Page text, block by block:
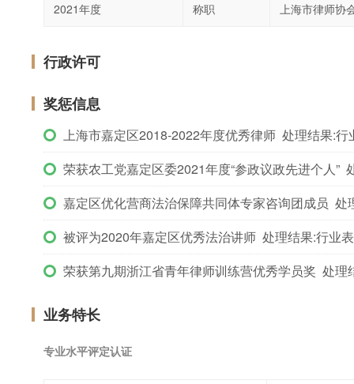
2021年度 称职 上海市律师协
行政许可
奖惩信息
上海市嘉定区2018-2022年度优秀律师 处理结果:行
荣获农工党嘉定区委2021年度“参政议政先进个人”
嘉定区优化营商法治保障共同体专家咨询团成员 处
被评为2020年嘉定区优秀法治讲师 处理结果:行业
荣获第九期浙江省青年律师训练营优秀学员奖 处理
业务特长
专业水平评定认证